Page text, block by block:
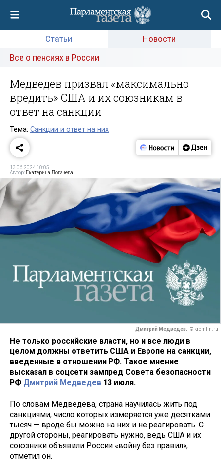
Статьи
Новости
Все о пенсиях в России
Медведев призвал «максимально
вредить» США и их союзникам в
ответ на санкции
Тема: Санкции и ответ на них
13.06.2024 10:05
Автор: Екатерина Логачева
Дмитрий Медведев. © kremlin.ru
Не только российские власти, но и все люди в
целом должны ответить США и Европе на санкции,
введенные в отношении РФ. Такое мнение
высказал в соцсети зампред Совета безопасности
РФ Дмитрий Медведев 13 июля.
По словам Медведева, страна научилась жить под
санкциями, число которых измеряется уже десятками
тысяч — вроде бы можно на них и не реагировать. С
другой стороны, реагировать нужно, ведь США и их
союзники объявили России «войну без правил»,
отметил он.